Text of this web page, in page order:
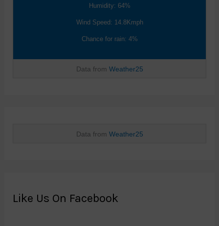
Humidity: 64%
Wind Speed: 14.8Kmph
Chance for rain: 4%
Data from Weather25
Data from Weather25
Like Us On Facebook